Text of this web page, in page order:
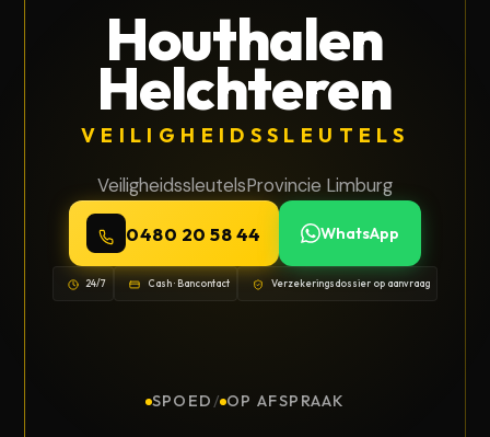
Houthalen
Helchteren
VEILIGHEIDSSLEUTELS
VeiligheidssleutelsProvincie Limburg
0480 20 58 44 WhatsApp
24/7 Cash · Bancontact Verzekeringsdossier op aanvraag
SPOED / OP AFSPRAAK